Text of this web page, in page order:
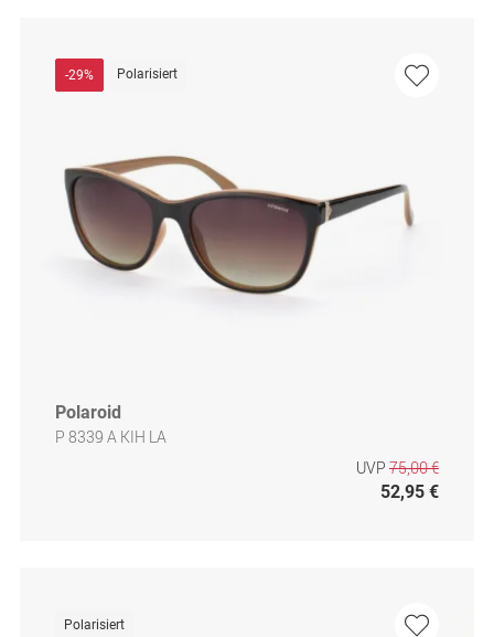
-29% Polarisiert
Polaroid
P 8339 A KIH LA
UVP 75,00 €
52,95 €
Polarisiert